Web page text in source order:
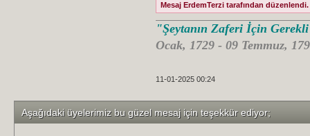
Mesaj ErdemTerzi tarafından düzenlendi.
"Şeytanın Zaferi İçin
Ocak, 1729 - 09 Temmuz,
11-01-2025 00:24
Aşağıdaki üyelerimiz bu güzel mesaj için teşekkür ediyor;